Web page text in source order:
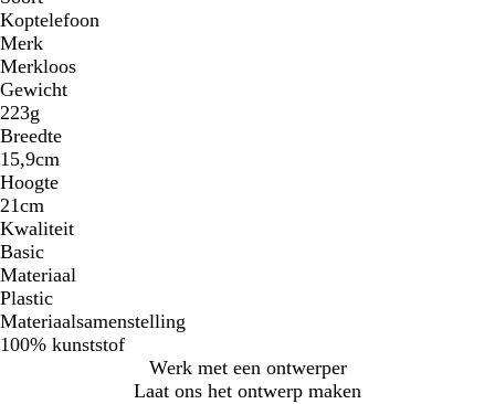
Koptelefoon
Merk
Merkloos
Gewicht
223g
Breedte
15,9cm
Hoogte
21cm
Kwaliteit
Basic
Materiaal
Plastic
Materiaalsamenstelling
100% kunststof
Werk met een ontwerper
Laat ons het ontwerp maken